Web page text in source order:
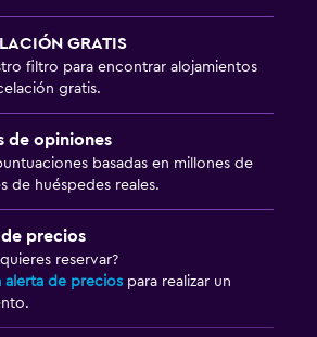
GRATIS
filtro para encontrar alojamientos
gratis.
de opiniones
basadas en millones de
de huéspedes reales.
precios
reservar?
alerta de precios para realizar un